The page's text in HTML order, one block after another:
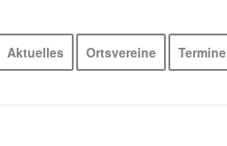
Aktuelles Ortsvereine Termine